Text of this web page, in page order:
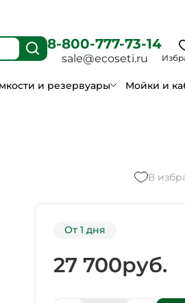
8-800-777-73-14
sale@ecoseti.ru
и резервуары Мойки и
В
От 1 дня
27 700руб.